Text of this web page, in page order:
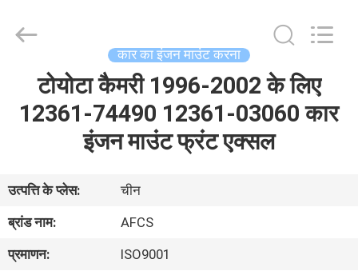
वीडियो
बारे
PARTS
कार का इंजन माउंट करना
टोयोटा कैमरी 1996-2002 के लिए
12361-74490 12361-03060 कार
इंजन माउंट फ्रंट एक्सल
उत्पत्ति के प्लेस:
चीन
ब्रांड नाम:
AFCS
प्रमाणन:
ISO9001